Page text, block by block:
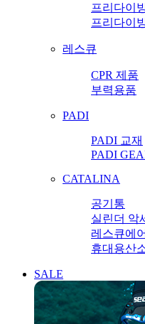
프리다이
프리다이
레스큐
CPR 제품
부력용품
PADI
PADI 교재
PADI
CATALINA
공기통
실린더 악
레스큐에
휴대용산
SALE